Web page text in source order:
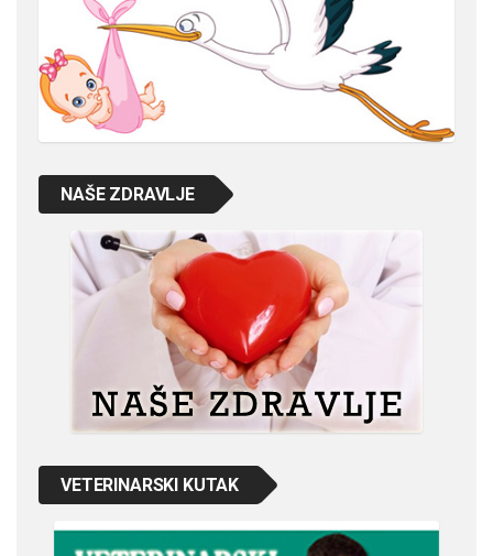
NAŠE ZDRAVLJE
VETERINARSKI KUTAK